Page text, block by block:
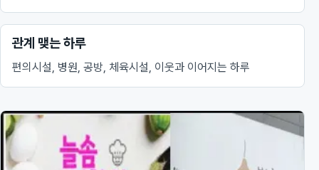
관계 맺는 하루
편의시설, 병원, 공방, 체육시설, 이웃과 이어지는 하루